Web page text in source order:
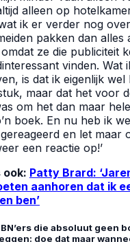
alleen op
ik er verder nog
pakken dan alles
ze die publiciteit
vinden. Wat
is dat ik eigenlijk
maar dat het voor
om het dan maar
boek. En nu heb ik
en let maar
een reactie op!’
ook: Patty Brard:
aanhoren dat ik
ben’
die absoluut geen
doe dat maar